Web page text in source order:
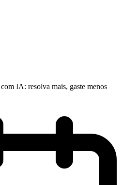
IA: resolva mais, gaste menos